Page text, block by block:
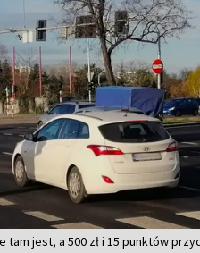
jest, a 500 zł i 15 punktów